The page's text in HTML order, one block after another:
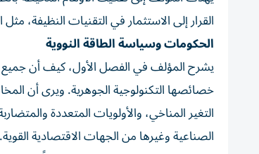
القرار إلى الاستثمار في التقنيات النظيفة،
الحكومات وسياسة الطاقة النووية
يشرح المؤلف في الفصل الأول، كيف أن جميع
خصائصها التكنولوجية الجوهرية. ويرى أن
التغير المناخي، والأولويات المتعددة
الصناعية وغيرها من الجهات الاقتصادية